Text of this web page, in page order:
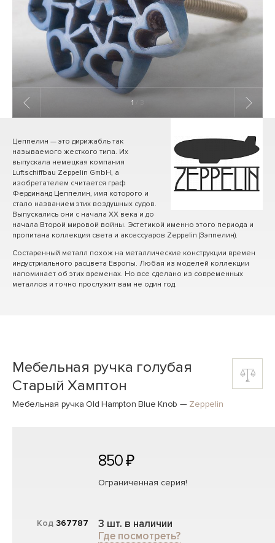
1
Цеппелин — это дирижабль так
называемого жесткого типа. Их
выпускала немецкая компания
Luftschiffbau Zeppelin GmbH, а
изобретателем считается граф
Фердинанд Цеппелин, имя которого и
стало названием этих воздушных судов.
Выпускались они с начала ХХ века и до
начала Второй мировой войны. Эстетикой именно этого периода и
пропитана коллекция света и аксессуаров Zeppelin (Зэппелин).
Состаренный металл похож на металлические конструкции времен
индустриального расцвета Европы. Любая из моделей коллекции
напоминает об этих временах. Но все сделано из современных
металлов и точно прослужит вам не один год.
Мебельная ручка голубая
Старый Хамптон
Мебельная ручка Old Hampton Blue Knob — Zeppelin
Код 367787
850 ₽
Ограниченная серия!
3 шт. в наличии
Где посмотреть?